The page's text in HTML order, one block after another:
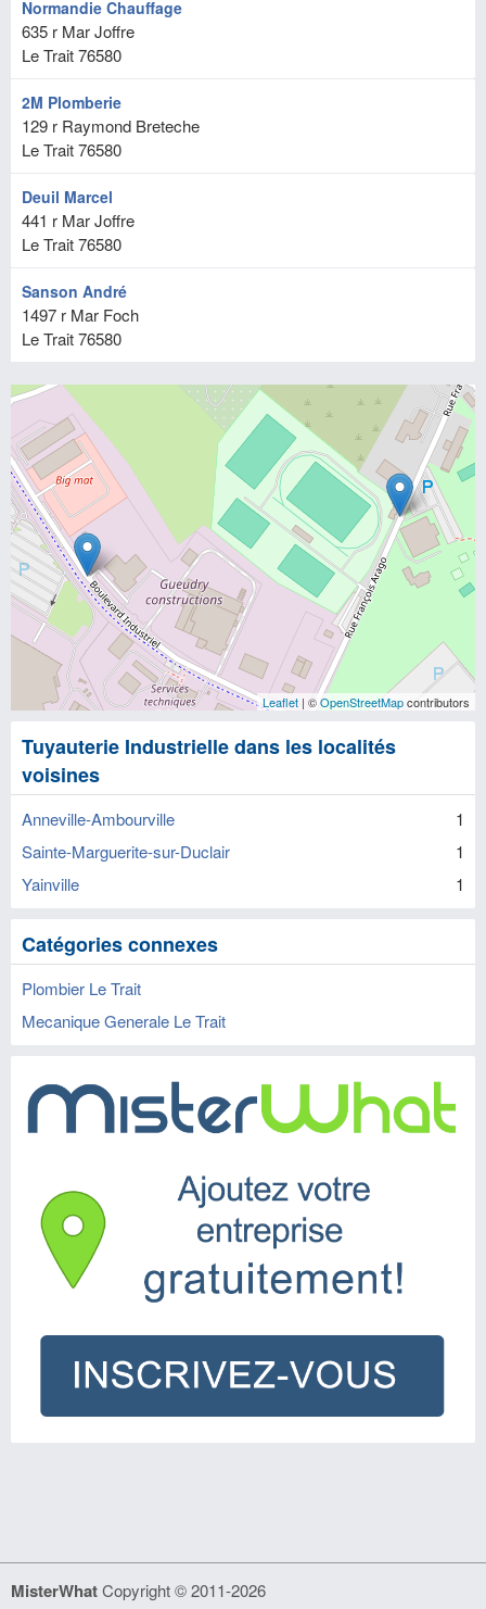
Normandie Chauffage
635 r Mar Joffre
Le Trait76580
2M Plomberie
129 r Raymond Breteche
Le Trait76580
Deuil Marcel
441 r Mar Joffre
Le Trait76580
Sanson André
1497 r Mar Foch
Le Trait76580
Leaflet | ©OpenStreetMapcontributors
Tuyauterie Industrielle dans les localités
voisines
Anneville-Ambourville
1
Sainte-Marguerite-sur-Duclair
1
Yainville
1
Catégories connexes
Plombier Le Trait
Mecanique Generale Le Trait
MisterWhatCopyright © 2011-2026